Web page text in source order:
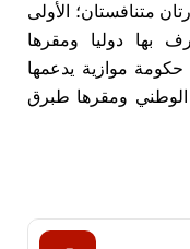
متنافستان؛ الأولى
بها دوليا ومقرها
موازية يدعمها
الوطني ومقرها طبرق